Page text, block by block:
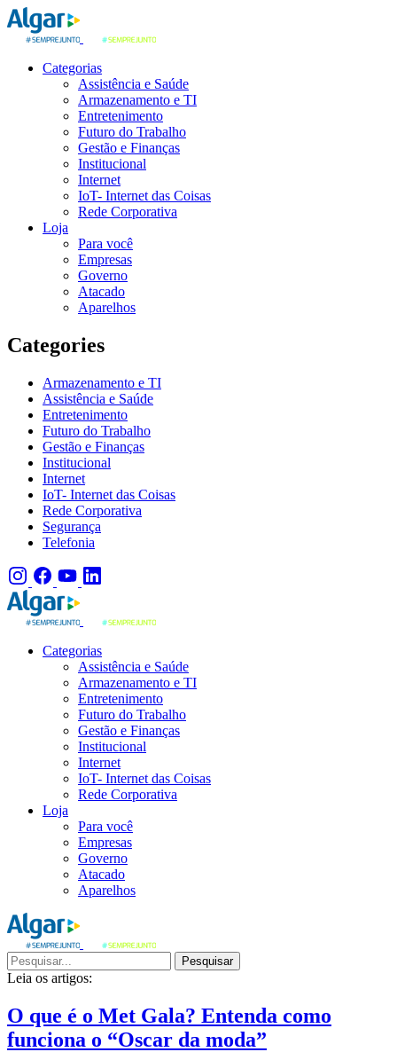
Categorias
Assistência e Saúde
Armazenamento e TI
Entretenimento
Futuro do Trabalho
Gestão e Finanças
Institucional
Internet
IoT- Internet das Coisas
Rede Corporativa
Loja
Para você
Empresas
Governo
Atacado
Aparelhos
Categories
Armazenamento e TI
Assistência e Saúde
Entretenimento
Futuro do Trabalho
Gestão e Finanças
Institucional
Internet
IoT- Internet das Coisas
Rede Corporativa
Segurança
Telefonia
Categorias
Assistência e Saúde
Armazenamento e TI
Entretenimento
Futuro do Trabalho
Gestão e Finanças
Institucional
Internet
IoT- Internet das Coisas
Rede Corporativa
Loja
Para você
Empresas
Governo
Atacado
Aparelhos
Pesquisar
Leia os artigos:
O que é o Met Gala? Entenda como
funciona o “Oscar da moda”